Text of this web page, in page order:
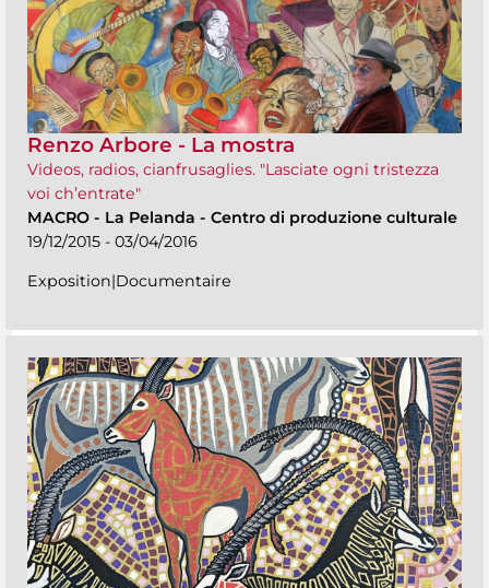
Renzo Arbore - La mostra
Videos, radios, cianfrusaglies. "Lasciate ogni tristezza
voi ch’entrate"
MACRO - La Pelanda - Centro di produzione culturale
19/12/2015 - 03/04/2016
Exposition|Documentaire